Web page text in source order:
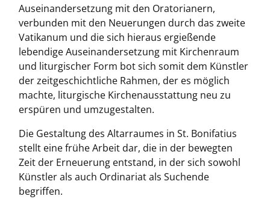
Auseinandersetzung mit den Oratorianern,
verbunden mit den Neuerungen durch das zweite
Vatikanum und die sich hieraus ergießende
lebendige Auseinandersetzung mit Kirchenraum
und liturgischer Form bot sich somit dem Künstler
der zeitgeschichtliche Rahmen, der es möglich
machte, liturgische Kirchenausstattung neu zu
erspüren und umzugestalten.
Die Gestaltung des Altarraumes in St. Bonifatius
stellt eine frühe Arbeit dar, die in der bewegten
Zeit der Erneuerung entstand, in der sich sowohl
Künstler als auch Ordinariat als Suchende
begriffen.